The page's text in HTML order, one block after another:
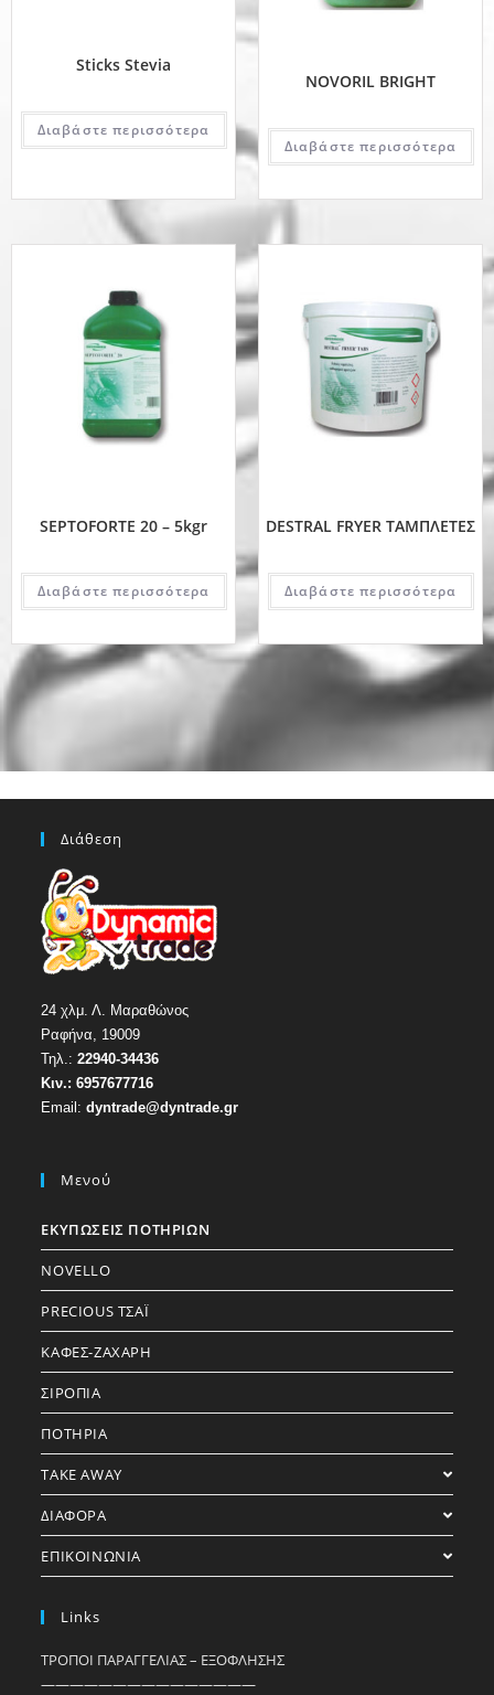
Sticks Stevia
Διαβάστε περισσότερα
NOVORIL BRIGHT
Διαβάστε περισσότερα
SEPTOFORTE 20 – 5kgr
Διαβάστε περισσότερα
DESTRAL FRYER ΤΑΜΠΛΕΤΕΣ
Διαβάστε περισσότερα
Διάθεση
24 χλμ. Λ. Μαραθώνος
Ραφήνα, 19009
Τηλ.:22940-34436
Κιν.:6957677716
Email:dyntrade@dyntrade.gr
Μενού
ΕΚΥΠΩΣΕΙΣ ΠΟΤΗΡΙΩΝ
NOVELLO
PRECIOUS ΤΣΑΪ
ΚΑΦΕΣ-ΖΑΧΑΡΗ
ΣΙΡΟΠΙΑ
ΠΟΤΗΡΙΑ
TAKE AWAY
ΔΙΑΦΟΡΑ
ΕΠΙΚΟΙΝΩΝΙΑ
Links
ΤΡΟΠΟΙ ΠΑΡΑΓΓΕΛΙΑΣ – ΕΞΟΦΛΗΣΗΣ
———————————————